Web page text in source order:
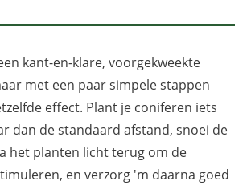
kant-en-klare, voorgekweekte
met een paar simpele stappen
effect. Plant je coniferen iets
dan de standaard afstand, snoei de
het planten licht terug om de
en verzorg 'm daarna goed